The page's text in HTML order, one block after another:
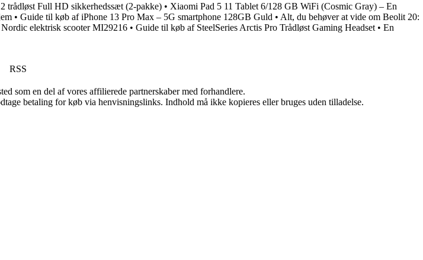
trådløst Full HD sikkerhedssæt (2-pakke) • Xiaomi Pad 5 11 Tablet 6/128 GB WiFi (Cosmic Gray) – En
• Guide til køb af iPhone 13 Pro Max – 5G smartphone 128GB Guld • Alt, du behøver at vide om Beolit 20:
elektrisk scooter MI29216 • Guide til køb af SteelSeries Arctis Pro Trådløst Gaming Headset • En
RSS
som en del af vores affilierede partnerskaber med forhandlere.
betaling for køb via henvisningslinks. Indhold må ikke kopieres eller bruges uden tilladelse.